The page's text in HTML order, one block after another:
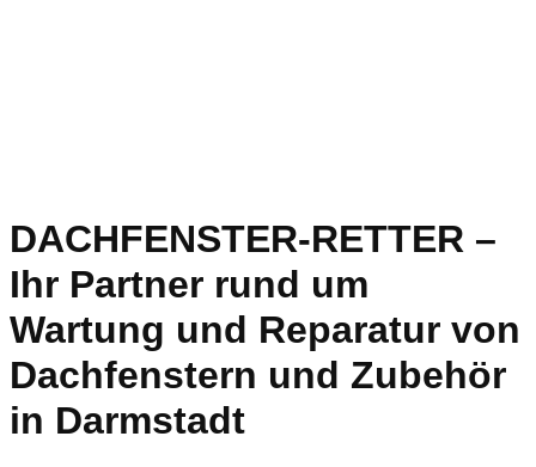
DACHFENSTER-RETTER –
Ihr Partner rund um
Wartung und Reparatur von
Dachfenstern und Zubehör
in Darmstadt